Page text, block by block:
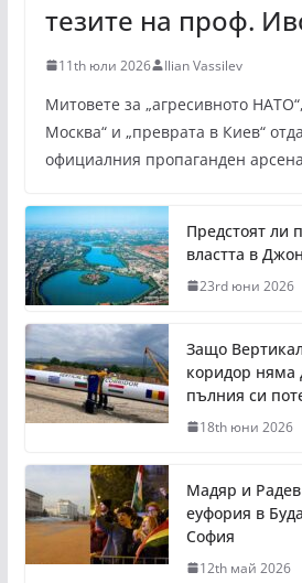
тезите на проф.
11th юли 2026 Ilian Vassilev
Митовете за „агресивното
Москва“ и „преврата в Киев“
официалния пропаганден
Предстоят ли
властта в
23rd юни 2026
Защо
коридор няма
пълния си
18th юни 2026
Мадяр и Радев
еуфория в
София
12th май 2026